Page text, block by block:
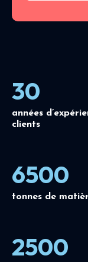
30
années
clients
6500
tonnes de
2500